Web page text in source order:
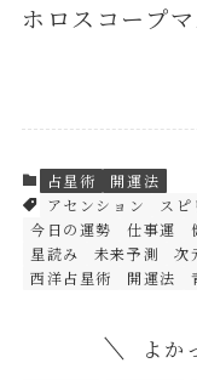
ホロスコープ
占星術
開運法
アセンション
ス
今日の運勢
仕事運
星読み
未来予測 次
西洋占星術
開運法
よか